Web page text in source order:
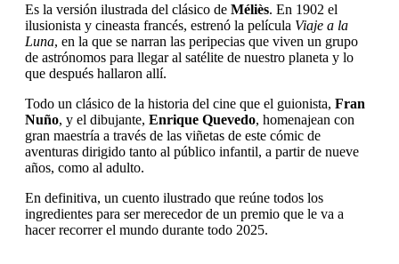
Es la versión ilustrada del clásico de Méliès. En 1902 el
ilusionista y cineasta francés, estrenó la película Viaje a la
Luna, en la que se narran las peripecias que viven un grupo
de astrónomos para llegar al satélite de nuestro planeta y lo
que después hallaron allí.
Todo un clásico de la historia del cine que el guionista, Fran
Nuño, y el dibujante, Enrique Quevedo, homenajean con
gran maestría a través de las viñetas de este cómic de
aventuras dirigido tanto al público infantil, a partir de nueve
años, como al adulto.
En definitiva, un cuento ilustrado que reúne todos los
ingredientes para ser merecedor de un premio que le va a
hacer recorrer el mundo durante todo 2025.